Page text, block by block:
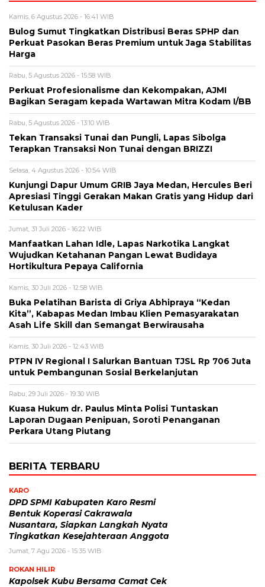
Kamis, 6 Agustus 2026 - 16:41 WIB
Bulog Sumut Tingkatkan Distribusi Beras SPHP dan
Perkuat Pasokan Beras Premium untuk Jaga Stabilitas
Harga
Rabu, 5 Agustus 2026 - 15:58 WIB
Perkuat Profesionalisme dan Kekompakan, AJMI
Bagikan Seragam kepada Wartawan Mitra Kodam I/BB
Rabu, 5 Agustus 2026 - 13:10 WIB
Tekan Transaksi Tunai dan Pungli, Lapas Sibolga
Terapkan Transaksi Non Tunai dengan BRIZZI
Selasa, 4 Agustus 2026 - 10:54 WIB
Kunjungi Dapur Umum GRIB Jaya Medan, Hercules Beri
Apresiasi Tinggi Gerakan Makan Gratis yang Hidup dari
Ketulusan Kader
Jumat, 31 Juli 2026 - 16:22 WIB
Manfaatkan Lahan Idle, Lapas Narkotika Langkat
Wujudkan Ketahanan Pangan Lewat Budidaya
Hortikultura Pepaya California
Kamis, 30 Juli 2026 - 12:58 WIB
Buka Pelatihan Barista di Griya Abhipraya “Kedan
Kita”, Kabapas Medan Imbau Klien Pemasyarakatan
Asah Life Skill dan Semangat Berwirausaha
Kamis, 30 Juli 2026 - 12:43 WIB
PTPN IV Regional I Salurkan Bantuan TJSL Rp 706 Juta
untuk Pembangunan Sosial Berkelanjutan
Rabu, 29 Juli 2026 - 19:30 WIB
Kuasa Hukum dr. Paulus Minta Polisi Tuntaskan
Laporan Dugaan Penipuan, Soroti Penanganan
Perkara Utang Piutang
BERITA TERBARU
KARO
DPD SPMI Kabupaten Karo Resmi
Bentuk Koperasi Cakrawala
Nusantara, Siapkan Langkah Nyata
Tingkatkan Kesejahteraan Anggota
Jumat, 7 Agu 2026 - 15:35 WIB
ROKAN HILIR
Kapolsek Kubu Bersama Camat Cek